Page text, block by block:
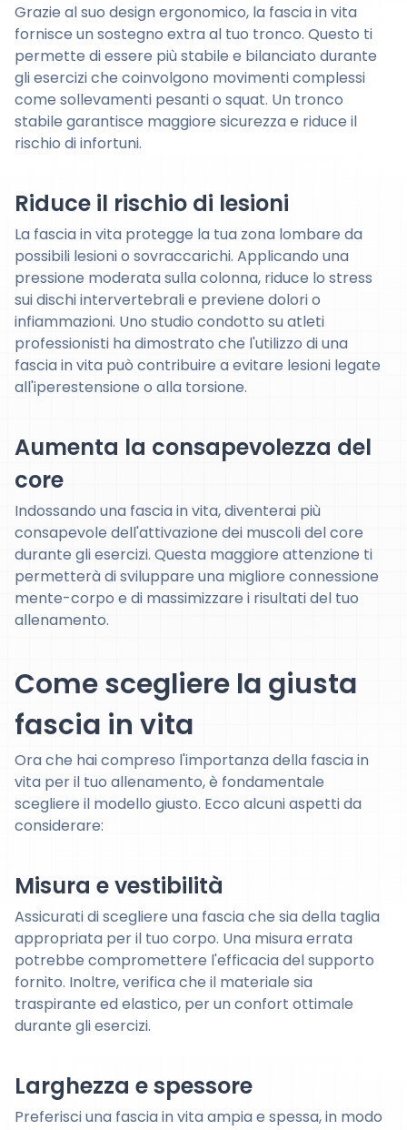
Grazie al suo design ergonomico, la fascia in vita
fornisce un sostegno extra al tuo tronco. Questo ti
permette di essere più stabile e bilanciato durante
gli esercizi che coinvolgono movimenti complessi
come sollevamenti pesanti o squat. Un tronco
stabile garantisce maggiore sicurezza e riduce il
rischio di infortuni.
Riduce il rischio di lesioni
La fascia in vita protegge la tua zona lombare da
possibili lesioni o sovraccarichi. Applicando una
pressione moderata sulla colonna, riduce lo stress
sui dischi intervertebrali e previene dolori o
infiammazioni. Uno studio condotto su atleti
professionisti ha dimostrato che l'utilizzo di una
fascia in vita può contribuire a evitare lesioni legate
all'iperestensione o alla torsione.
Aumenta la consapevolezza del
core
Indossando una fascia in vita, diventerai più
consapevole dell'attivazione dei muscoli del core
durante gli esercizi. Questa maggiore attenzione ti
permetterà di sviluppare una migliore connessione
mente-corpo e di massimizzare i risultati del tuo
allenamento.
Come scegliere la giusta
fascia in vita
Ora che hai compreso l'importanza della fascia in
vita per il tuo allenamento, è fondamentale
scegliere il modello giusto. Ecco alcuni aspetti da
considerare:
Misura e vestibilità
Assicurati di scegliere una fascia che sia della taglia
appropriata per il tuo corpo. Una misura errata
potrebbe compromettere l'efficacia del supporto
fornito. Inoltre, verifica che il materiale sia
traspirante ed elastico, per un confort ottimale
durante gli esercizi.
Larghezza e spessore
Preferisci una fascia in vita ampia e spessa, in modo